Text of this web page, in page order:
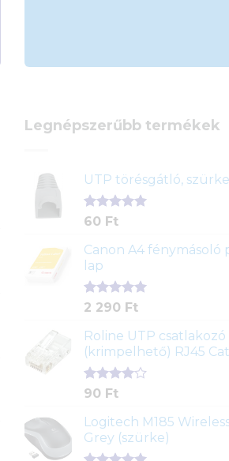
Legnépszerűbb termékek
UTP törésgátló, szürke
Értékelés
ből,
1
értékelés
alapján
60 Ft
Canon A4 fénymásoló
lap
Értékelés
ből,
2
értékelés
alapján
2 290 Ft
Roline UTP
(krimpelhető) RJ45
Értékelés
5-ből,
2
értékelés
alapján
90 Ft
Logitech M185
Grey (szürke)